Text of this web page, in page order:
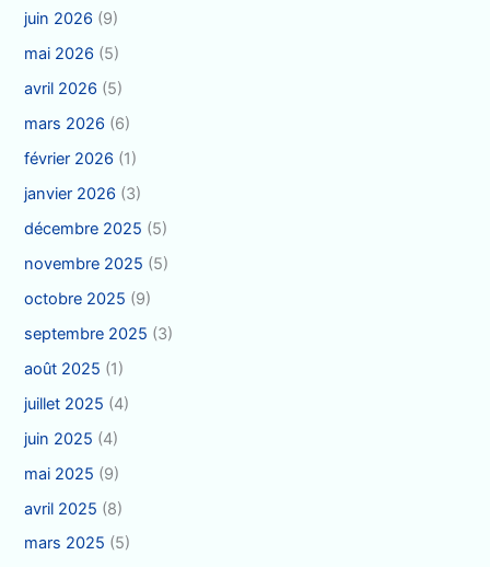
juin 2026 (9)
mai 2026 (5)
avril 2026 (5)
mars 2026 (6)
février 2026 (1)
janvier 2026 (3)
décembre 2025 (5)
novembre 2025 (5)
octobre 2025 (9)
septembre 2025 (3)
août 2025 (1)
juillet 2025 (4)
juin 2025 (4)
mai 2025 (9)
avril 2025 (8)
mars 2025 (5)